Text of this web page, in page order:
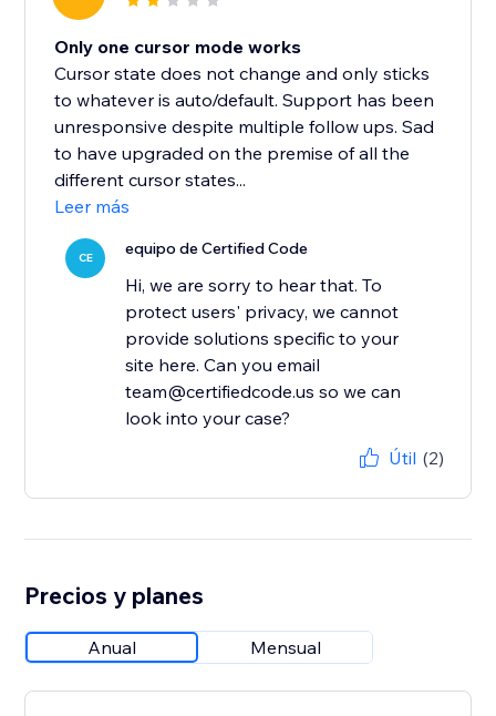
Only one cursor mode works
Cursor state does not change and only sticks
to whatever is auto/default. Support has been
unresponsive despite multiple follow ups. Sad
to have upgraded on the premise of all the
different cursor states...
Leer más
CE equipo de Certified Code
Hi, we are sorry to hear that. To
protect users' privacy, we cannot
provide solutions specific to your
site here. Can you email
team@certifiedcode.us so we can
look into your case?
Útil (2)
Precios y planes
Anual Mensual